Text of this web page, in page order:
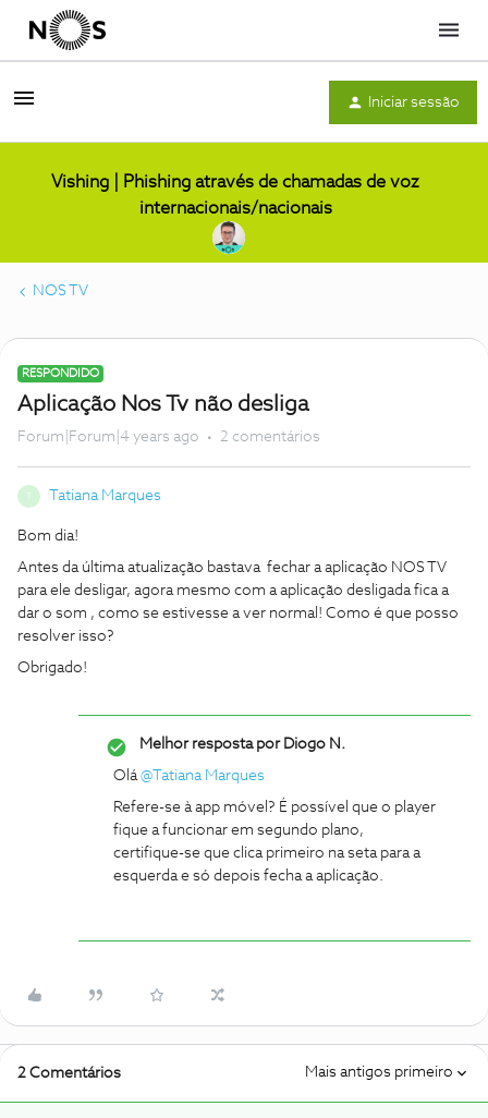
Menu
Iniciar sessão
Vishing | Phishing através de chamadas de voz
internacionais/nacionais
NOS TV
RESPONDIDO
Aplicação Nos Tv não desliga
Forum|Forum|4 years ago 2 comentários
Tatiana Marques
Bom dia!
Antes da última atualização bastava fechar a aplicação NOS TV
para ele desligar, agora mesmo com a aplicação desligada fica a
dar o som , como se estivesse a ver normal! Como é que posso
resolver isso?
Obrigado!
Melhor resposta porDiogo N.
Olá@Tatiana Marques
Refere-se à app móvel? É possível que o player
fique a funcionar em segundo plano,
certifique-se que clica primeiro na seta para a
esquerda e só depois fecha a aplicação.
2 Comentários Mais antigos primeiro